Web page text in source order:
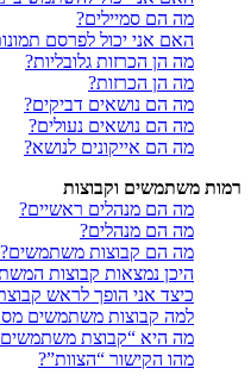
מה הם סמיילים?
האם אני יכול לפרסם
מה הן הכרזות גלובליות?
מה הן הכרזות?
מה הם נושאים דביקים?
מה הם נושאים נעולים?
מה הם אייקונים לנושא?
רמות משתמשים וקבוצות
מה הם מנהלים ראשיים?
מה הם מנהלים?
מה הם קבוצות משתמשים?
היכן נמצאות קבוצות
כיצד אני הופך לראש
למה קבוצות משתמשים
מה היא “קבוצת
מהו הקישור “הצוות”?